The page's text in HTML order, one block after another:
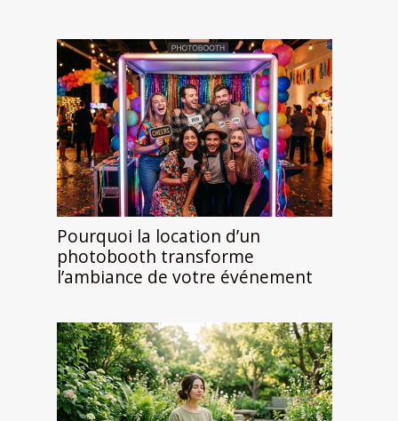
Pourquoi la location d’un
photobooth transforme
l’ambiance de votre événement